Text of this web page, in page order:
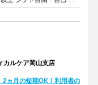
カルケア岡山支店
2ヵ月の短期OK！利用者の